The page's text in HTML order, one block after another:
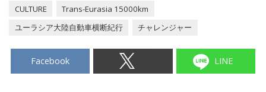
CULTURE
Trans-Eurasia 15000km
ユーラシア大陸自動車横断紀行
チャレンジャー
Facebook LINE